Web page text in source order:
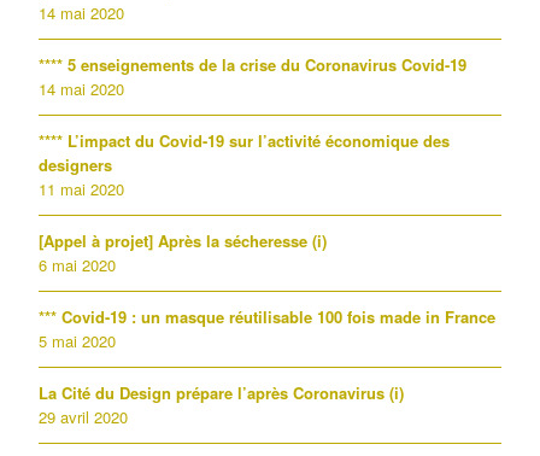
14 mai 2020
**** 5 enseignements de la crise du Coronavirus Covid-19
14 mai 2020
**** L’impact du Covid-19 sur l’activité économique des
designers
11 mai 2020
[Appel à projet] Après la sécheresse (i)
6 mai 2020
*** Covid-19 : un masque réutilisable 100 fois made in France
5 mai 2020
La Cité du Design prépare l’après Coronavirus (i)
29 avril 2020